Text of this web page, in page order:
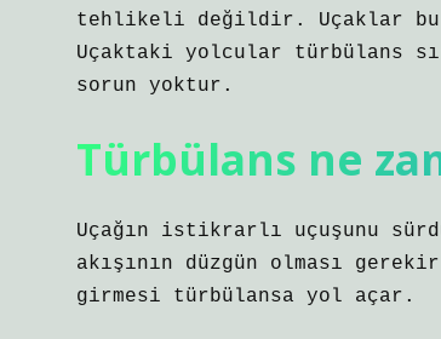
tehlikeli değildir. Uçaklar bu
Uçaktaki yolcular türbülans
sorun yoktur.
Türbülans ne
Uçağın istikrarlı uçuşunu
akışının düzgün olması
girmesi türbülansa yol açar.